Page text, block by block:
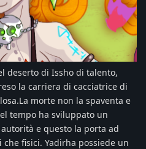
deserto di Issho di talento,
la carriera di cacciatrice di
morte non la spaventa e
tempo ha sviluppato un
e questo la porta ad
fisici. Yadirha possiede un